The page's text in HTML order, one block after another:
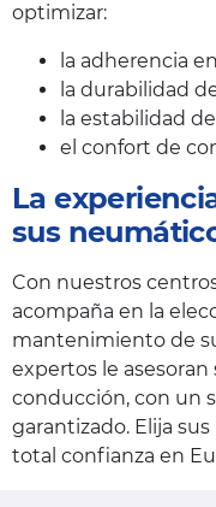
optimizar:
la adherencia
la durabilidad
la estabilidad
el confort de
La
sus
Con nuestros
acompaña en la
mantenimiento de
expertos le
conducción, con un
garantizado. Elija
total confianza en